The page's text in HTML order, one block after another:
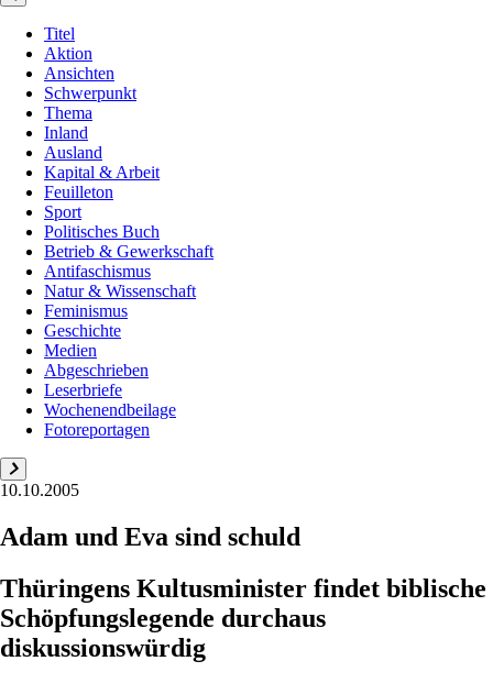
Titel
Aktion
Ansichten
Schwerpunkt
Thema
Inland
Ausland
Kapital & Arbeit
Feuilleton
Sport
Politisches Buch
Betrieb & Gewerkschaft
Antifaschismus
Natur & Wissenschaft
Feminismus
Geschichte
Medien
Abgeschrieben
Leserbriefe
Wochenendbeilage
Fotoreportagen
10.10.2005
Adam und Eva sind schuld
Thüringens Kultusminister findet biblische
Schöpfungslegende durchaus
diskussionswürdig